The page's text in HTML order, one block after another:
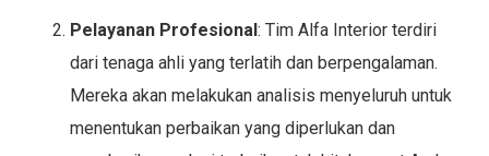
Pelayanan Profesional: Tim Alfa Interior terdiri
dari tenaga ahli yang terlatih dan berpengalaman.
Mereka akan melakukan analisis menyeluruh untuk
menentukan perbaikan yang diperlukan dan